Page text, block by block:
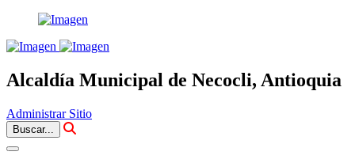
Alcaldía Municipal de Necocli, Antioquia
Administrar Sitio
Buscar...